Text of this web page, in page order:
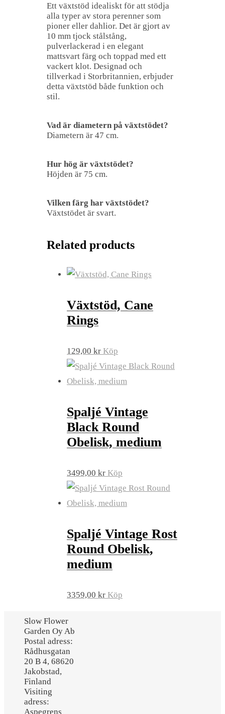
Ett växtstöd idealiskt för att stödja
alla typer av stora perenner som
pioner eller dahlior. Det är gjort av
10 mm tjock stålstång,
pulverlackerad i en elegant
mattsvart färg och toppad med ett
vackert klot. Designad och
tillverkad i Storbritannien, erbjuder
detta växtstöd både funktion och
stil.
Vad är diametern på växtstödet?
Diametern är 47 cm.
Hur hög är växtstödet?
Höjden är 75 cm.
Vilken färg har växtstödet?
Växtstödet är svart.
Related products
Växtstöd, Cane
Rings
129,00 kr Köp
Spaljé Vintage
Black Round
Obelisk, medium
3499,00 kr Köp
Spaljé Vintage Rost
Round Obelisk,
medium
3359,00 kr Köp
Slow Flower
Garden Oy Ab
Postal adress:
Rådhusgatan
20 B 4, 68620
Jakobstad,
Finland
Visiting
adress:
Aspegrens